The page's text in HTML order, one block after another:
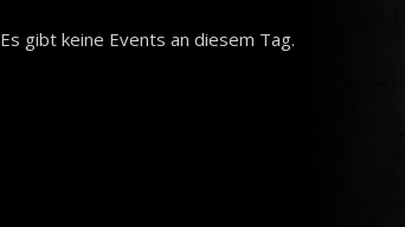
Es gibt keine Events an diesem Tag.